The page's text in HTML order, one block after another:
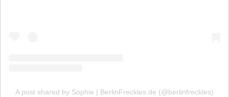
A post shared by Sophie | BerlinFreckles.de (@berlinfreckles)